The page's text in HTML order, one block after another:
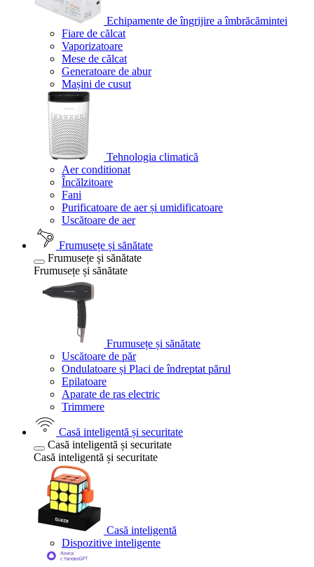
Echipamente de îngrijire a îmbrăcămintei
Fiare de călcat
Vaporizatoare
Mese de călcat
Generatoare de abur
Mașini de cusut
Tehnologia climatică
Aer conditionat
Încălzitoare
Fani
Purificatoare de aer și umidificatoare
Uscătoare de aer
Frumusețe și sănătate
Frumusețe și sănătate
Frumusețe și sănătate
Frumusețe și sănătate
Uscătoare de păr
Ondulatoare și Placi de îndreptat părul
Epilatoare
Aparate de ras electric
Trimmere
Casă inteligentă și securitate
Casă inteligentă și securitate
Casă inteligentă și securitate
Casă inteligentă
Dispozitive inteligente